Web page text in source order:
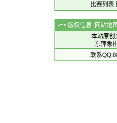
比赛列表
-=> 版权信息 [网站地图
本站原创
东萍象
联系